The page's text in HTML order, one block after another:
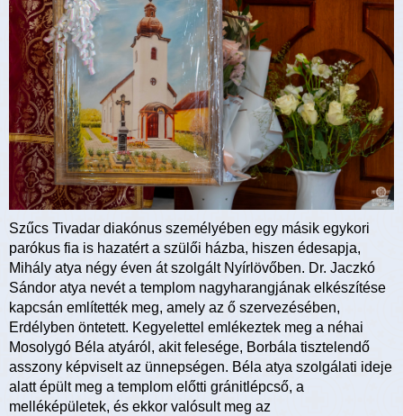
Szűcs Tivadar diakónus személyében egy másik egykori
parókus fia is hazatért a szülői házba, hiszen édesapja,
Mihály atya négy éven át szolgált Nyírlövőben. Dr. Jaczkó
Sándor atya nevét a templom nagyharangjának elkészítése
kapcsán említették meg, amely az ő szervezésében,
Erdélyben öntetett. Kegyelettel emlékeztek meg a néhai
Mosolygó Béla atyáról, akit felesége, Borbála tisztelendő
asszony képviselt az ünnepségen. Béla atya szolgálati ideje
alatt épült meg a templom előtti gránitlépcső, a
melléképületek, és ekkor valósult meg az